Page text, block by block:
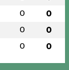
0 0
0 0
0 0